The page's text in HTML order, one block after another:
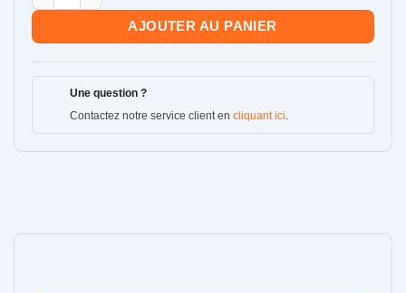
AJOUTER AU PANIER
Une question ?
Contactez notre service client encliquant ici